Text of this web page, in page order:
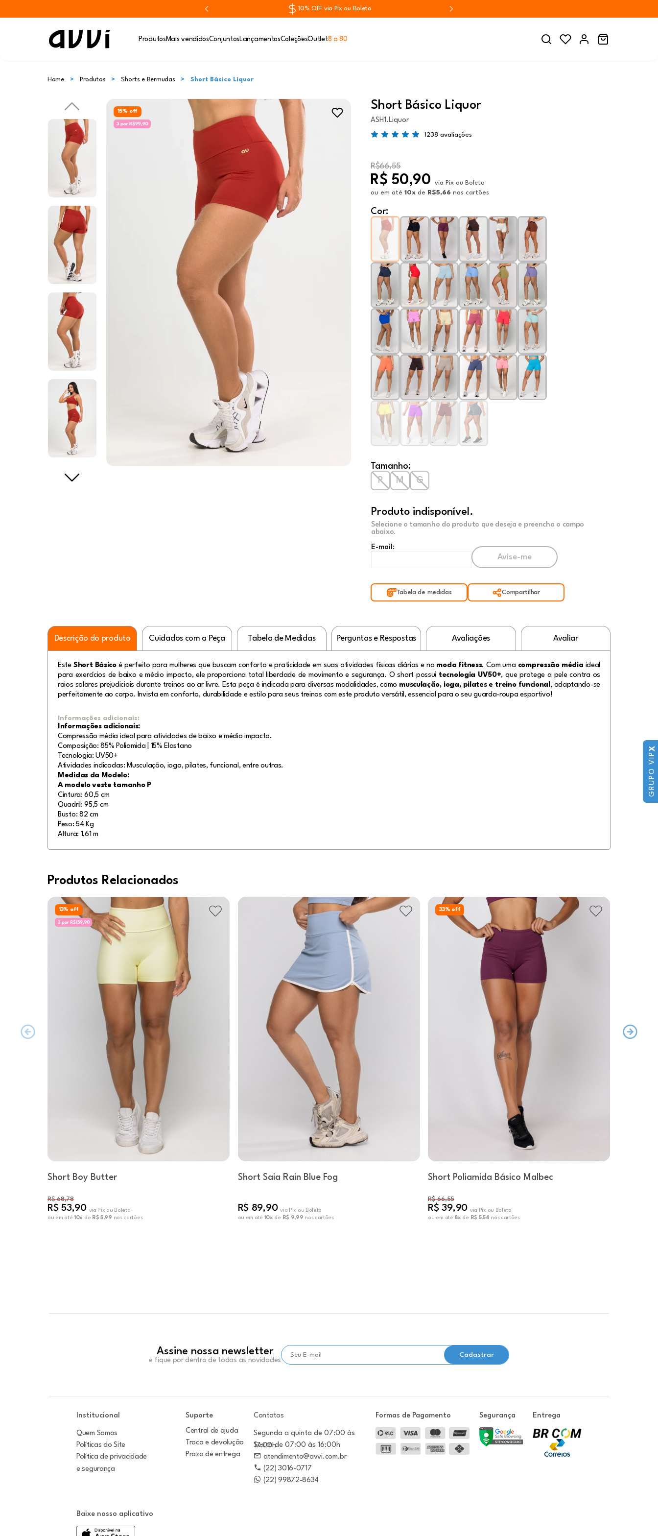
10% OFF via Pix ou Boleto
Produtos Mais vendidosConjuntos LançamentosColeçõesOutlet8 a 80
Home Produtos Shorts e Bermudas Short Básico Liquor
15% off Short Básico Liquor
ASH1.Liquor
1238 avaliações
R$66,55
R$ 50,90 via Pix ou Boleto
ou em até 10x de R$5,66 nos cartões
Cor:
Tamanho:
P
M G
Produto indisponível.
Selecione o tamanho do produto que deseja e preencha o campo
abaixo.
E-mail:
Tabela de medidas Compartilhar
Descrição do produto Cuidados com a Peça Tabela de Medidas Perguntas e Respostas Avaliações Avaliar
Este Short Básicoé perfeito para mulheres que buscam conforto e praticidade em suas atividades físicas diárias e na moda fitness. Com uma compressão média ideal
para exercícios de baixo e médio impacto, ele proporciona total liberdade de movimento e segurança. O short possui tecnologia UV50+, que protege a pele contra os
raios solares prejudiciais durante treinos ao ar livre. Esta peça é indicada para diversas modalidades, como musculação, ioga, pilates e treino funcional, adaptando-se
perfeitamente ao corpo. Invista em conforto, durabilidade e estilo para seus treinos com este produto versátil, essencial para o seu guarda-roupa esportivo!
Informações adicionais:
Informações adicionais:
Compressão média ideal para atividades de baixo e médio impacto.
Composição: 85% Poliamida | 15% Elastano
Tecnologia: UV50+
Atividades indicadas: Musculação, ioga, pilates, funcional, entre outras.
Medidas da Modelo:
A modelo veste tamanho P
Cintura: 60,5 cm
Quadril: 95,5 cm
Busto: 82 cm
Peso: 54 Kg
Altura: 1,61 m
Produtos Relacionados
13% off
Short Boy Butter
R$ 68,78
R$ 53,90 via Pix ou Boleto
ou em até 10x de R$ 5,99 nos cartões
Short Saia Rain Blue Fog
R$ 89,90 via Pix ou Boleto
ou em até 10x de R$ 9,99 nos cartões
33% off
Short Poliamida Básico Malbec
R$ 66,55
R$ 39,90 via Pix ou Boleto
ou em até 8x de R$ 5,54 nos cartões
Assine nossa newsletter
e fique por dentro de todas as novidades
Cadastrar
Institucional
Quem Somos
Políticas do Site
Política de privacidade
e segurança
Suporte
Central de ajuda
Troca e devolução
Prazo de entrega
Contatos
Segunda a quinta de 07:00 às
17:00h
Sexta de 07:00 às 16:00h
atendimento@avvi.com.br
(22) 3016-0717
(22) 99872-8634
Formas de Pagamento Segurança Entrega
Baixe nosso aplicativo
GRUPO VIP
X